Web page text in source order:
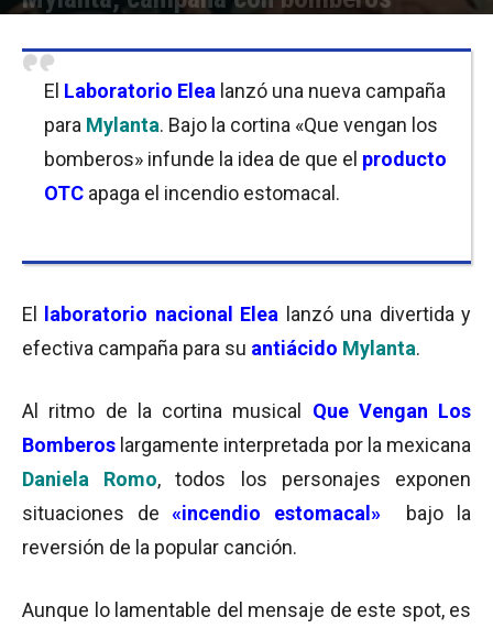
El Laboratorio Elea lanzó una nueva campaña
para Mylanta. Bajo la cortina «Que vengan los
bomberos» infunde la idea de que el producto
OTC apaga el incendio estomacal.
El laboratorio nacional Elea
lanzó una divertida y
efectiva campaña para su antiácido Mylanta.
Al ritmo de la cortina musical Que Vengan Los
Bomberos largamente interpretada por la mexicana
Daniela Romo, todos los personajes exponen
situaciones de«incendio estomacal» bajo la
reversión de la popular canción.
Aunque lo lamentable del mensaje de este spot, es